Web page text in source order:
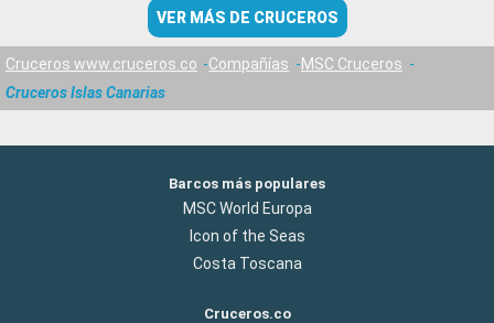
VER MÁS DE CRUCEROS
Cruceros www.cruceros.co Compañías
MSC Cruceros
Cruceros Islas Canarias
Barcos más populares
MSC World Europa
Icon of the Seas
Costa Toscana
Cruceros.co